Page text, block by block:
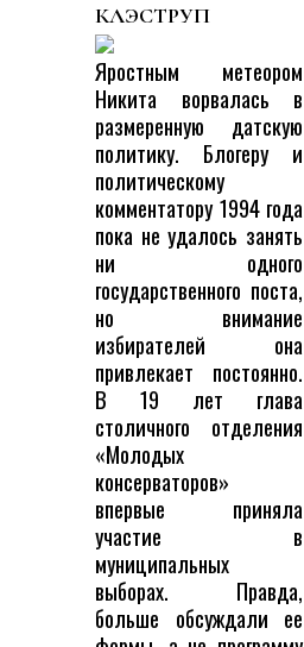
КЛЭСТРУП
Яростным метеором
Никита ворвалась в
размеренную датскую
политику. Блогеру и
политическому
комментатору 1994 года
пока не удалось занять
ни одного
государственного поста,
но внимание
избирателей она
привлекает постоянно.
В 19 лет глава
столичного отделения
«Молодых
консерваторов»
впервые приняла
участие в
муниципальных
выборах. Правда,
больше обсуждали ее